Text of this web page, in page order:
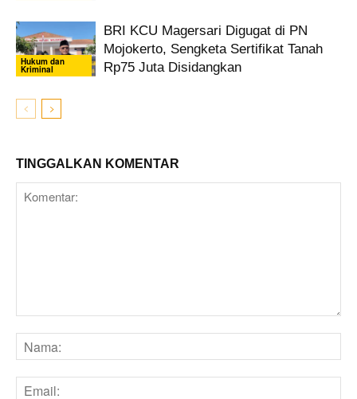
Hukum dan
Kriminal
BRI KCU Magersari Digugat di PN
Mojokerto, Sengketa Sertifikat Tanah
Rp75 Juta Disidangkan
TINGGALKAN KOMENTAR